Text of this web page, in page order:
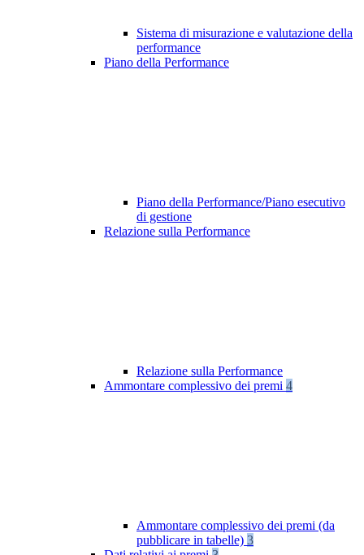
Sistema di misurazione e valutazione della
performance
Piano della Performance
Piano della Performance/Piano esecutivo
di gestione
Relazione sulla Performance
Relazione sulla Performance
Ammontare complessivo dei premi 4
Ammontare complessivo dei premi (da
pubblicare in tabelle) 3